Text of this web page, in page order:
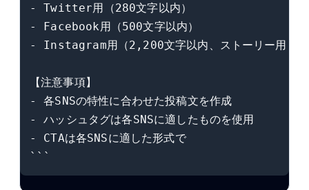
- Twitter用（280文字以内）
- Facebook用（500文字以内）
- Instagram用（2,200文字以内、ストーリー用も
【注意事項】
- 各SNSの特性に合わせた投稿文を作成
- ハッシュタグは各SNSに適したものを使用
- CTAは各SNSに適した形式で
```